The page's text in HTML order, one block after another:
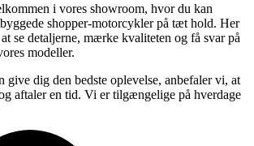
i vores showroom, hvor du kan
shopper-motorcykler på tæt hold. Her
se detaljerne, mærke kvaliteten og få svar på
modeller.
give dig den bedste oplevelse, anbefaler vi, at
aftaler en tid. Vi er tilgængelige på hverdage